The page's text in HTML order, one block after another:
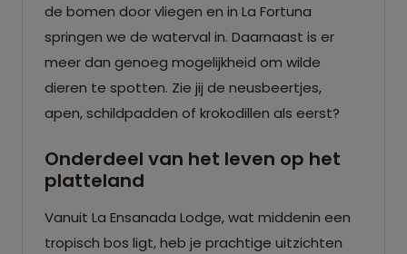
de bomen door vliegen en in La Fortuna
springen we de waterval in. Daarnaast is er
meer dan genoeg mogelijkheid om wilde
dieren te spotten. Zie jij de neusbeertjes,
apen, schildpadden of krokodillen als eerst?
Onderdeel van het leven op het
platteland
Vanuit La Ensanada Lodge, wat middenin een
tropisch bos ligt, heb je prachtige uitzichten